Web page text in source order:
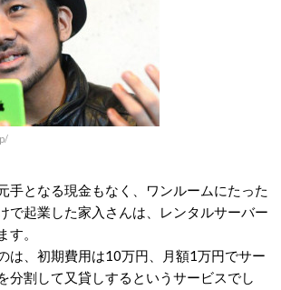
手となる現金もなく、ワンルームにたった
で起業した家入さんは、レンタルサーバー
す。
は、初期費用は10万円、月額1万円でサー
分割して又貸しするというサービスでし